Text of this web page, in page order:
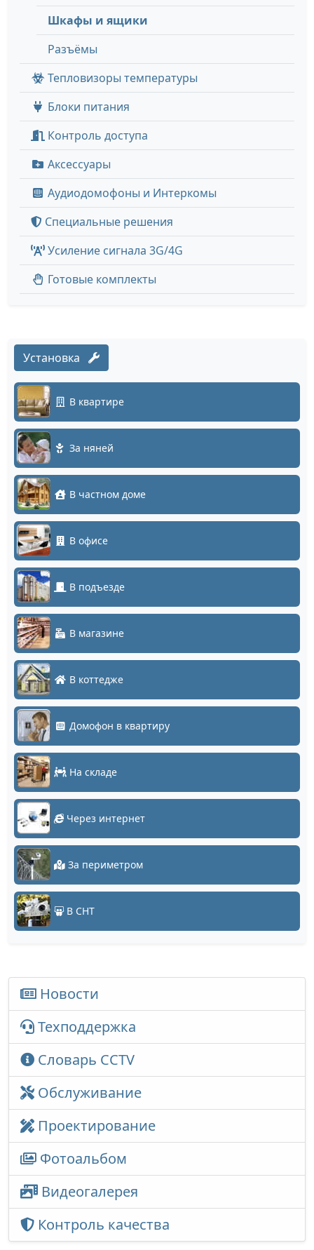
Шкафы и ящики
Разъёмы
Тепловизоры температуры
Блоки питания
Контроль доступа
Аксессуары
Аудиодомофоны и Интеркомы
Специальные решения
Усиление сигнала 3G/4G
Готовые комплекты
Установка
В квартире
За няней
В частном доме
В офисе
В подъезде
В магазине
В коттедже
Домофон в квартиру
На складе
Через интернет
За периметром
В СНТ
Новости
Техподдержка
Словарь CCTV
Обслуживание
Проектирование
Фотоальбом
Видеогалерея
Контроль качества